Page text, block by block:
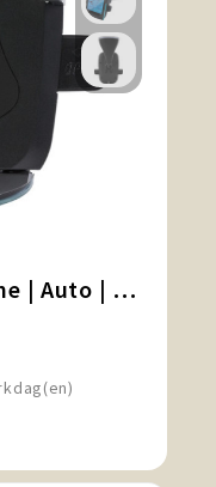
Telefoonhouder Laurine | Auto | Zuignap